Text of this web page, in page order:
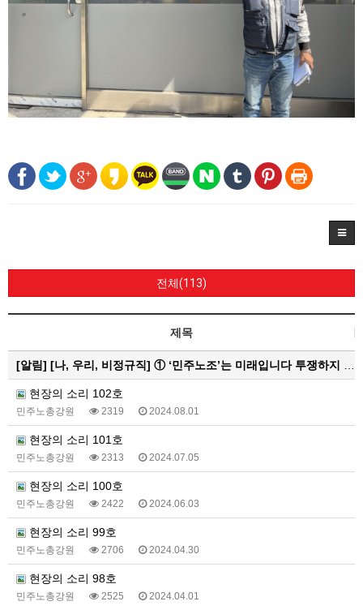
전체(113)
제목
[알림] [나, 우리, 비정규직] ① ‘민주노조’는 미래입니다 투쟁하지 않으면 쟁취하지 못합니다
현장의 소리 102호
민주노총강원 2319 2024.08.01
현장의 소리 101호
민주노총강원 2313 2024.07.05
현장의 소리 100호
민주노총강원 2422 2024.06.03
현장의 소리 99호
민주노총강원 2706 2024.04.30
현장의 소리 98호
민주노총강원 2525 2024.04.01